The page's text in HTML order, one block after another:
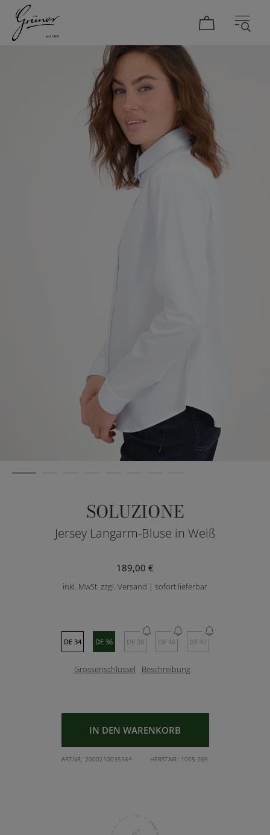
SOLUZIONE
Jersey Langarm-Bluse in Weiß
189,00 €
inkl. MwSt. zzgl. Versand | sofort lieferbar
DE 34 DE 36 DE 38 DE 40 DE 42
Grössenschlüssel Beschreibung
IN DEN WARENKORB
ART.NR.: 2000210035364 HERST.NR.: 1005-269
HERREN